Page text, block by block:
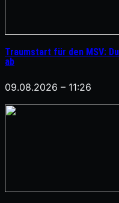
Traumstart für den MSV:
ab
09.08.2026 – 11:26